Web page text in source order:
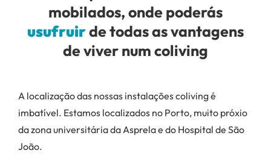
mobilados, onde poderás
usufruirde todas as vantagens
de viver num coliving
A localização das nossas instalações coliving é
imbatível. Estamos localizados no Porto, muito próxio
da zona universitária da Asprela e do Hospital de São
João.